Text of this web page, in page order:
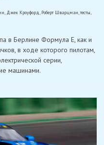
, Джек Кроуфорд, Роберт Шварцман,тесты
в Берлине Формула Е, как и
в ходе которого пилотам,
серии,
машинами.